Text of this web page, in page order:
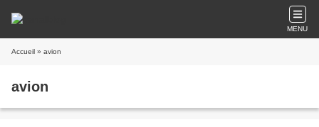
MENU
Accueil » avion
avion